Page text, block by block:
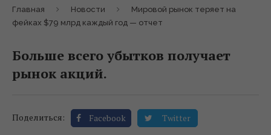
Главная Новости
Мировой рынок теряет на
фейках $79 млрд каждый год — отчет
Больше всего убытков получает
рынок акций.
Поделиться: Facebook Twitter